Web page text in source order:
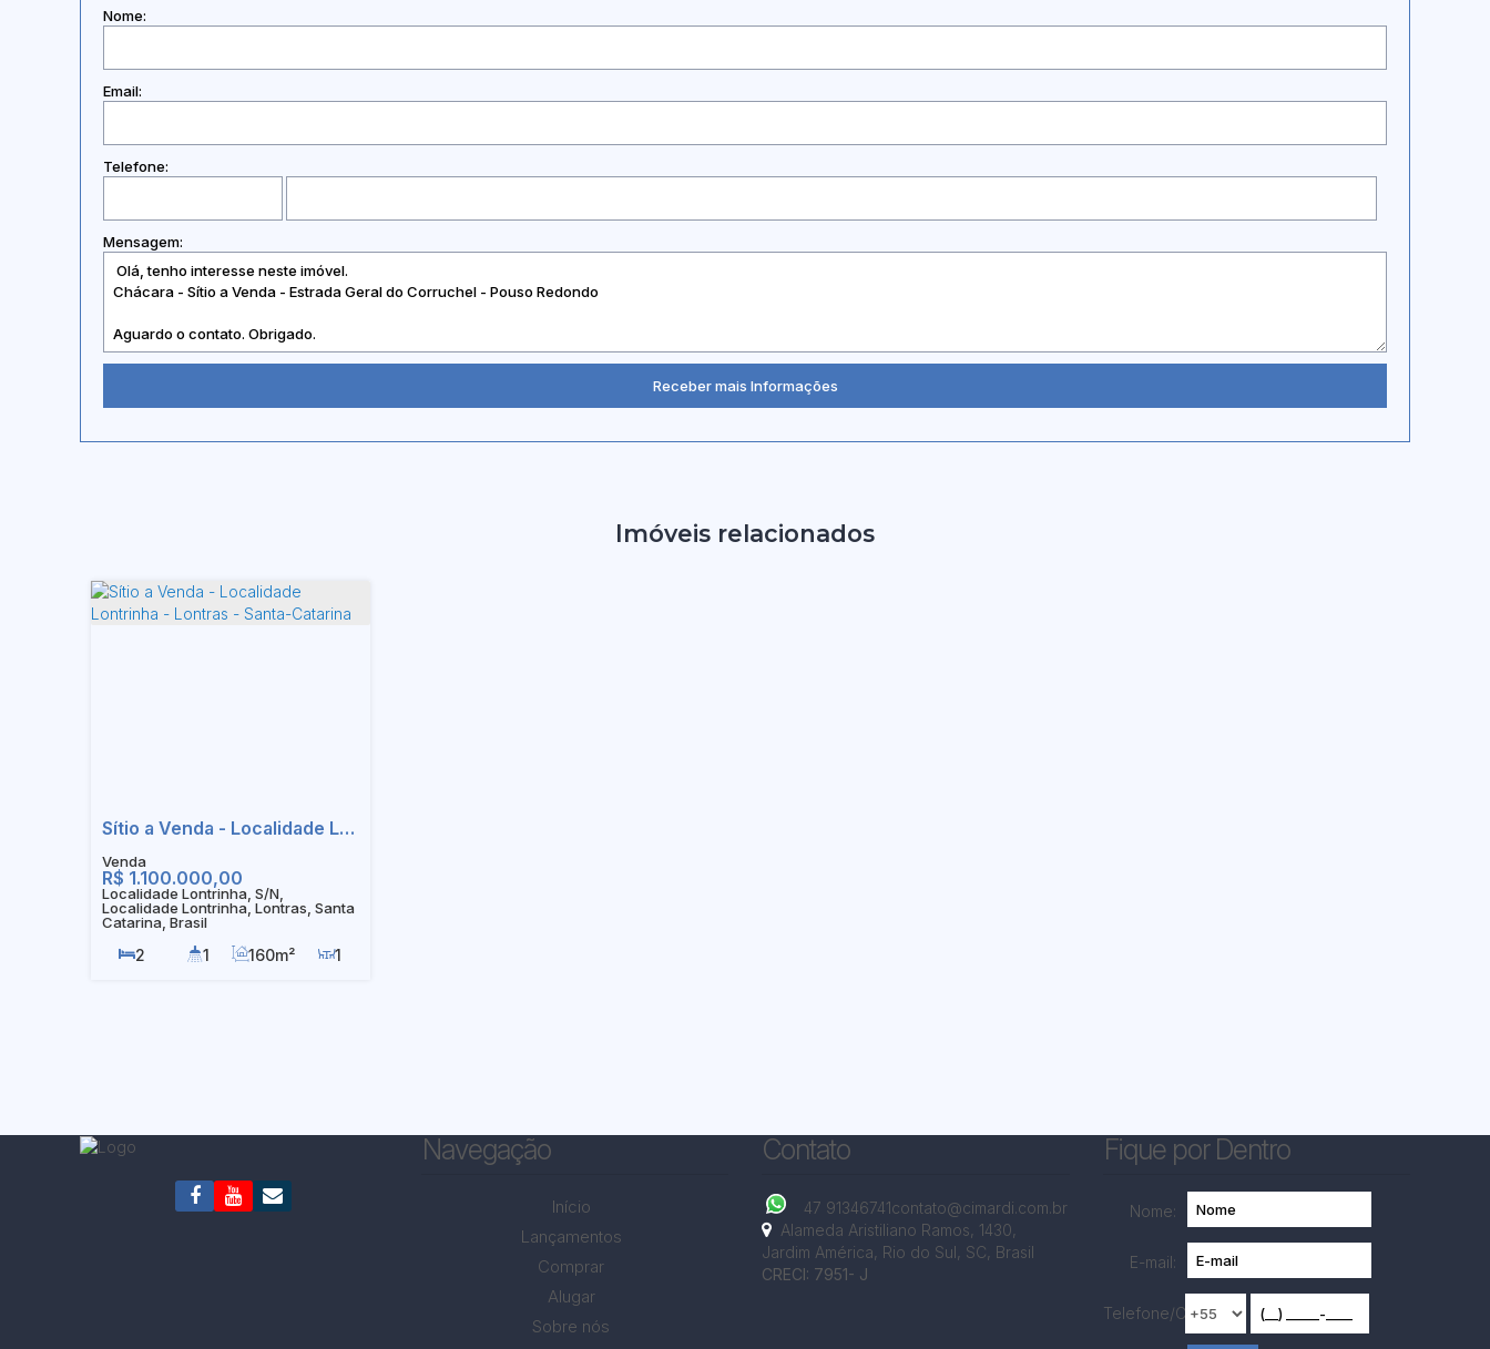
Nome:
Email:
Telefone:
Mensagem:
Imóveis relacionados
Sítio a Venda - Localidade Lontrinha - Lontras - Santa-Catarina
R$ 1.100.000,00
Localidade Lontrinha, S/N,
Localidade Lontrinha, Lontras, Santa
Catarina, Brasil
2 1 160m²
1
Navegação
Início
Lançamentos
Comprar
Alugar
Sobre nós
Contato
47 91346741contato@cimardi.com.br
Alameda Aristiliano Ramos, 1430,
Jardim América, Rio do Sul, SC, Brasil
CRECI: 7951- J
Fique por Dentro
Nome:
E-mail:
Telefone/Celular: